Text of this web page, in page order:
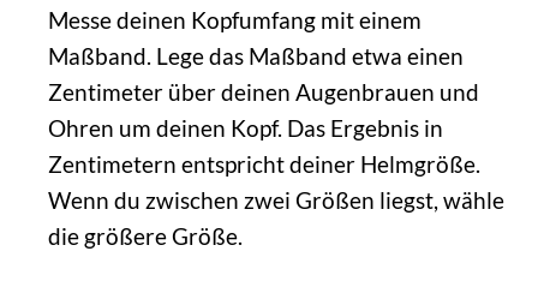
Messe deinen Kopfumfang mit einem
Maßband. Lege das Maßband etwa einen
Zentimeter über deinen Augenbrauen und
Ohren um deinen Kopf. Das Ergebnis in
Zentimetern entspricht deiner Helmgröße.
Wenn du zwischen zwei Größen liegst, wähle
die größere Größe.